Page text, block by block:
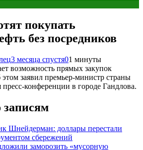
покупать
без посредников
3 месяца спустя01 минуты
возможность прямых закупок
заявил премьер-министр страны
конференции в городе Гандлова.
Шнейдерман: доллары перестали
сбережений
заморозить «мусорную